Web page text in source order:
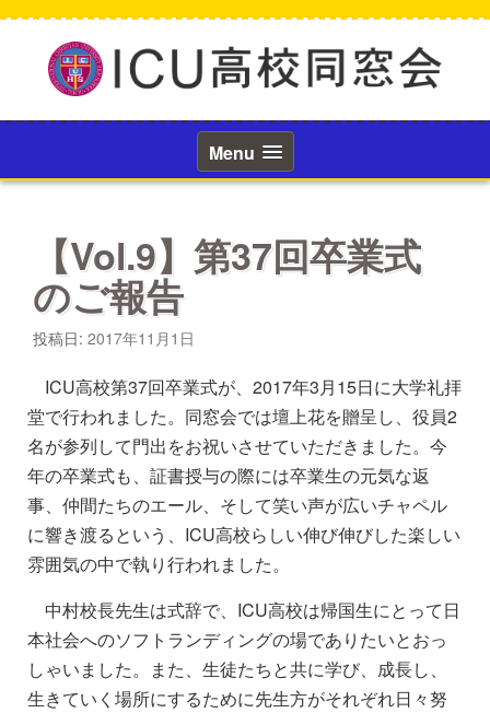
へ
ッ
Menu
【Vol.9】第37回卒業式
のご報告
投稿日: 2017年11月1日
ICU高校第37回卒業式が、2017年3月15日に大学礼拝
堂で行われました。同窓会では壇上花を贈呈し、役員2
名が参列して門出をお祝いさせていただきました。今
年の卒業式も、証書授与の際には卒業生の元気な返
事、仲間たちのエール、そして笑い声が広いチャペル
に響き渡るという、ICU高校らしい伸び伸びした楽しい
雰囲気の中で執り行われました。
中村校長先生は式辞で、ICU高校は帰国生にとって日
本社会へのソフトランディングの場でありたいとおっ
しゃいました。また、生徒たちと共に学び、成長し、
生きていく場所にするために先生方がそれぞれ日々努